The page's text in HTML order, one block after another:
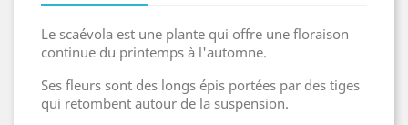
Le scaévola est une plante qui offre une floraison
continue du printemps à l'automne.
Ses fleurs sont des longs épis portées par des tiges
qui retombent autour de la suspension.